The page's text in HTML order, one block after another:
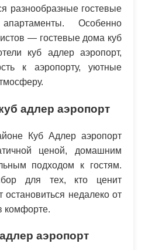
разнообразные гостевые
Особенно
— гостевые дома куб
куб адлер аэропорт,
к аэропорту, уютные
адлер аэропорт
Куб Адлер аэропорт
ценой, домашним
подходом к гостям.
для тех, кто ценит
остановиться недалеко от
комфорте.
аэропорт